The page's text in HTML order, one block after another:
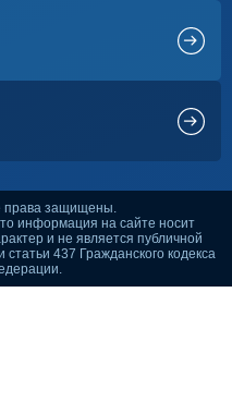
защищены.
информация на сайте носит
и не является публичной
437 Гражданского кодекса